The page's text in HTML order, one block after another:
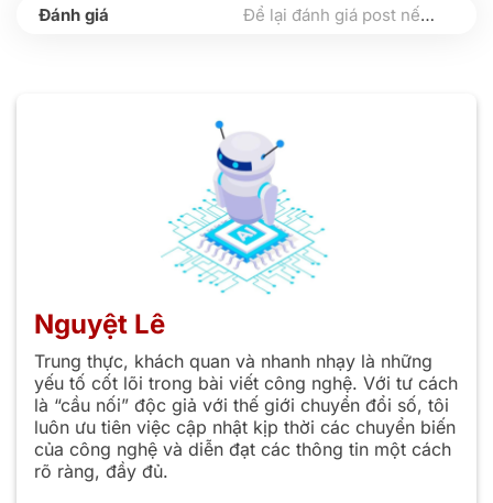
Để lại đánh giá post nếu bạn thấy hữu ích nhé
Nguyệt Lê
Trung thực, khách quan và nhanh nhạy là những
yếu tố cốt lõi trong bài viết công nghệ. Với tư cách
là “cầu nối” độc giả với thế giới chuyển đổi số, tôi
luôn ưu tiên việc cập nhật kịp thời các chuyển biến
của công nghệ và diễn đạt các thông tin một cách
rõ ràng, đầy đủ.